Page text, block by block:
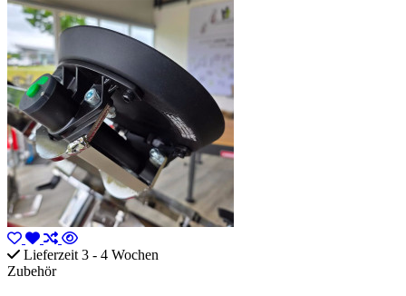
Lieferzeit 3 - 4 Wochen
Zubehör